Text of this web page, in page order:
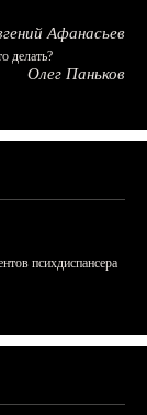
Афанасьев
делать?
Олег Паньков
психдиспансера